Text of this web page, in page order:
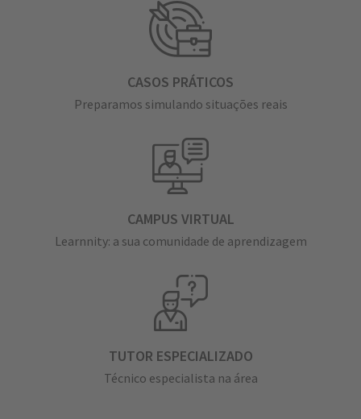
CASOS PRÁTICOS
Preparamos simulando situações reais
CAMPUS VIRTUAL
Learnnity: a sua comunidade de aprendizagem
TUTOR ESPECIALIZADO
Técnico especialista na área